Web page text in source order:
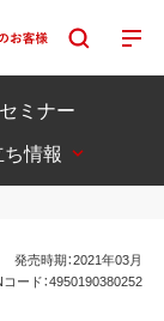
ミナー
情報
発売時期：2021年03月
ード：4950190380252